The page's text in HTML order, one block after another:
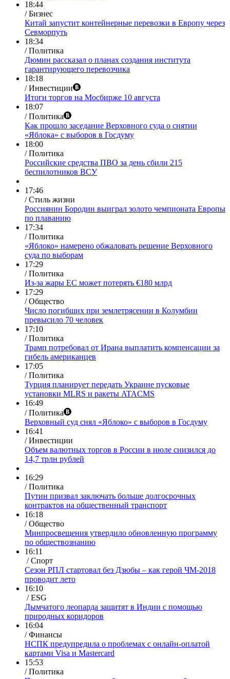
18:44
/ Бизнес
Китай запустит контейнерные перевозки в Европу через
Севморпуть
18:34
/ Политика
Дюмин рассказал о планах создания института
гарантирующего перевозчика
18:18
/ Инвестиции
Итоги торгов на Мосбирже 10 августа
18:07
/ Политика
Как прошло заседание Верховного суда о снятии
«Яблока» с выборов в Госдуму
18:00
/ Политика
Российские средства ПВО за день сбили 215
беспилотников ВСУ
17:46
/ Стиль жизни
Россиянин Бородин выиграл золото чемпионата Европы
по плаванию
17:34
/ Политика
«Яблоко» намерено обжаловать решение Верховного
суда по выборам
17:29
/ Политика
Из-за жары ЕС может потерять €180 млрд
17:29
/ Общество
Число погибших при землетрясении в Колумбии
превысило 70 человек
17:10
/ Политика
Трамп потребовал от Ирана выплатить компенсации за
гибель американцев
17:05
/ Политика
Турция планирует передать Украине пусковые
установки MLRS и ракеты ATACMS
16:49
/ Политика
Верховный суд снял «Яблоко» с выборов в Госдуму
16:41
/ Инвестиции
Объем валютных торгов в России в июле снизился до
14,7 трлн рублей
16:29
/ Политика
Путин призвал заключать больше долгосрочных
контрактов на общественный транспорт
16:18
/ Общество
Минпросвещения утвердило обновленную программу
по обществознанию
16:11
/Спорт
Сезон РПЛ стартовал без Дзюбы – как герой ЧМ-2018
проводит лето
16:10
/ESG
Дымчатого леопарда защитят в Индии с помощью
природных коридоров
16:04
/ Финансы
НСПК предупредила о проблемах с онлайн-оплатой
картами Visa и Mastercard
15:53
/ Политика